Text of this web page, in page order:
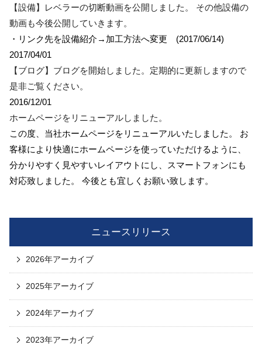
【設備】レベラーの切断動画を公開しました。 その他設備の
動画も今後公開していきます。
・リンク先を設備紹介→加工方法へ変更 (2017/06/14)
2017/04/01
【ブログ】ブログを開始しました。定期的に更新しますので
是非ご覧ください。
2016/12/01
ホームページをリニューアルしました。
この度、当社ホームページをリニューアルいたしました。 お
客様により快適にホームページを使っていただけるように、
分かりやすく見やすいレイアウトにし、スマートフォンにも
対応致しました。 今後とも宜しくお願い致します。
ニュースリリース
2026年アーカイブ
2025年アーカイブ
2024年アーカイブ
2023年アーカイブ